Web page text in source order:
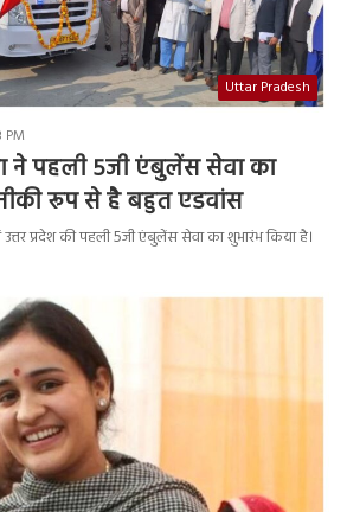
Uttar Pradesh
ने पहली 5जी एंबुलेंस सेवा का
रूप से है बहुत एडवांस
प्रदेश की पहली 5जी एंबुलेंस सेवा का शुभारंभ किया है।